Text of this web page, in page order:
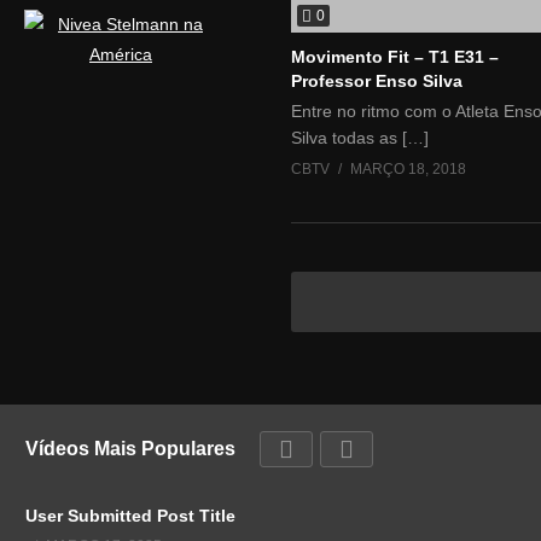
0
Movimento Fit – T1 E31 –
Professor Enso Silva
Entre no ritmo com o Atleta Enso
Silva todas as […]
CBTV MARÇO 18, 2018
Vídeos Mais Populares
User Submitted Post Title